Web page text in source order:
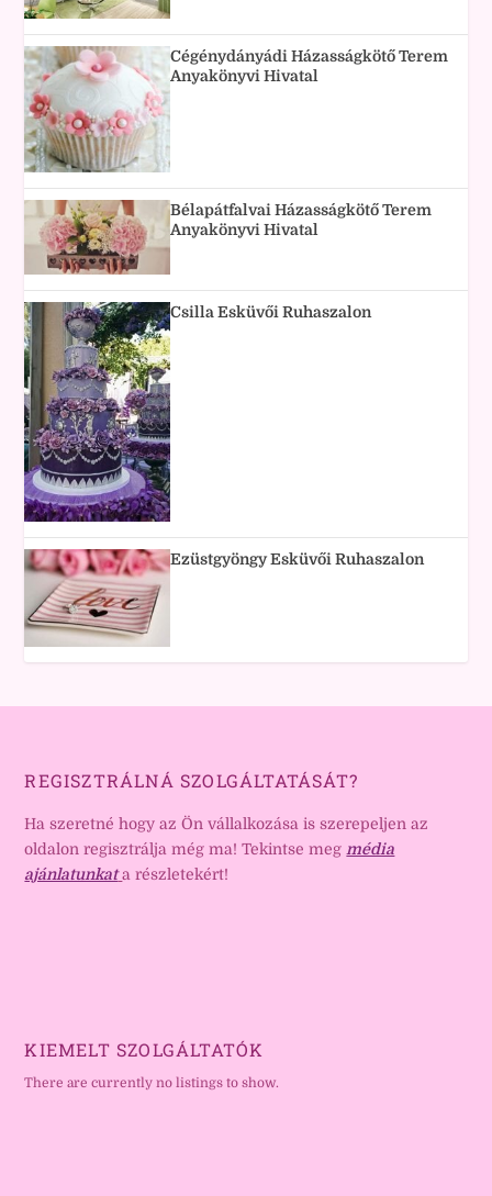
Cégénydányádi Házasságkötő Terem
Anyakönyvi Hivatal
Bélapátfalvai Házasságkötő Terem
Anyakönyvi Hivatal
Csilla Esküvői Ruhaszalon
Ezüstgyöngy Esküvői Ruhaszalon
REGISZTRÁLNÁ SZOLGÁLTATÁSÁT?
Ha szeretné hogy az Ön vállalkozása is szerepeljen az
oldalon regisztrálja még ma! Tekintse meg média
ajánlatunkat a részletekért!
KIEMELT SZOLGÁLTATÓK
There are currently no listings to show.